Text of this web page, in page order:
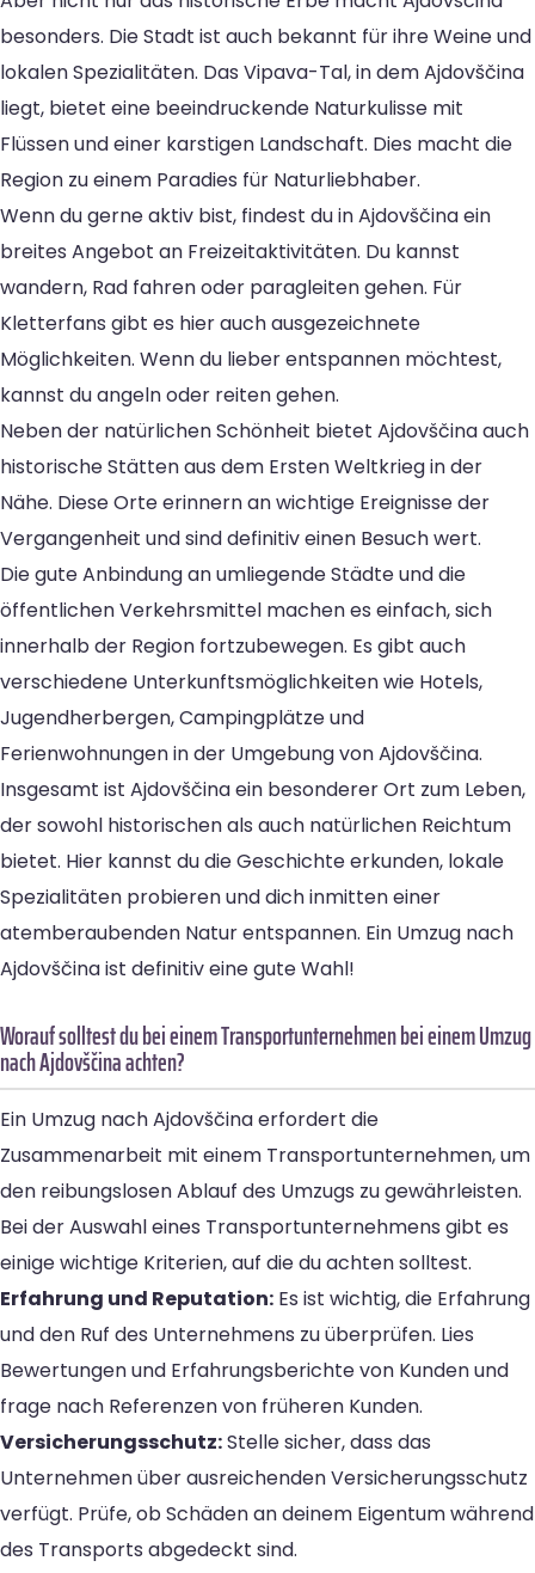
besonders. Die Stadt ist auch bekannt für ihre Weine und
lokalen Spezialitäten. Das Vipava-Tal, in dem Ajdovščina
liegt, bietet eine beeindruckende Naturkulisse mit
Flüssen und einer karstigen Landschaft. Dies macht die
Region zu einem Paradies für Naturliebhaber.
Wenn du gerne aktiv bist, findest du in Ajdovščina ein
breites Angebot an Freizeitaktivitäten. Du kannst
wandern, Rad fahren oder paragleiten gehen. Für
Kletterfans gibt es hier auch ausgezeichnete
Möglichkeiten. Wenn du lieber entspannen möchtest,
kannst du angeln oder reiten gehen.
Neben der natürlichen Schönheit bietet Ajdovščina auch
historische Stätten aus dem Ersten Weltkrieg in der
Nähe. Diese Orte erinnern an wichtige Ereignisse der
Vergangenheit und sind definitiv einen Besuch wert.
Die gute Anbindung an umliegende Städte und die
öffentlichen Verkehrsmittel machen es einfach, sich
innerhalb der Region fortzubewegen. Es gibt auch
verschiedene Unterkunftsmöglichkeiten wie Hotels,
Jugendherbergen, Campingplätze und
Ferienwohnungen in der Umgebung von Ajdovščina.
Insgesamt ist Ajdovščina ein besonderer Ort zum Leben,
der sowohl historischen als auch natürlichen Reichtum
bietet. Hier kannst du die Geschichte erkunden, lokale
Spezialitäten probieren und dich inmitten einer
atemberaubenden Natur entspannen. Ein Umzug nach
Ajdovščina ist definitiv eine gute Wahl!
Worauf solltest du bei einem Transportunternehmen bei einem Umzug
nach Ajdovščina achten?
Ein Umzug nach Ajdovščina erfordert die
Zusammenarbeit mit einem Transportunternehmen, um
den reibungslosen Ablauf des Umzugs zu gewährleisten.
Bei der Auswahl eines Transportunternehmens gibt es
einige wichtige Kriterien, auf die du achten solltest.
Erfahrung und Reputation: Es ist wichtig, die Erfahrung
und den Ruf des Unternehmens zu überprüfen. Lies
Bewertungen und Erfahrungsberichte von Kunden und
frage nach Referenzen von früheren Kunden.
Versicherungsschutz:Stelle sicher, dass das
Unternehmen über ausreichenden Versicherungsschutz
verfügt. Prüfe, ob Schäden an deinem Eigentum während
des Transports abgedeckt sind.